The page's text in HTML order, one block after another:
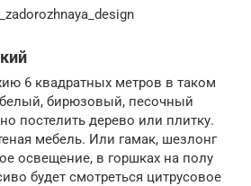
6 квадратных метров в таком
белый, бирюзовый, песочный
постелить дерево или плитку.
мебель. Или гамак, шезлонг
освещение, в горшках на полу
будет смотреться цитрусовое